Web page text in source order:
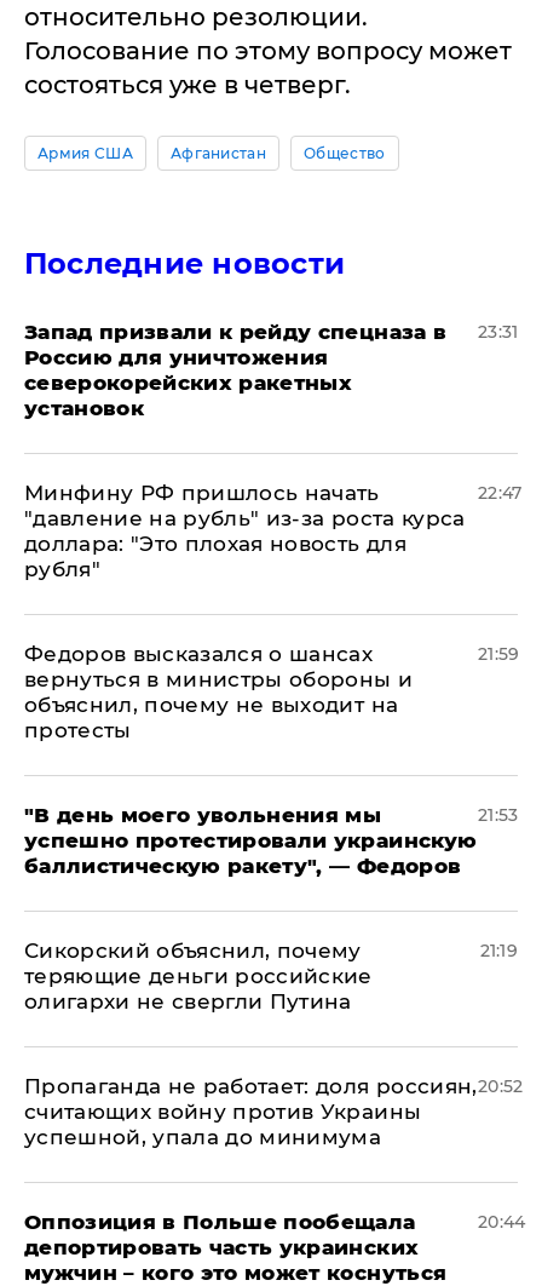
относительно резолюции.
Голосование по этому вопросу может
состояться уже в четверг.
Армия США Афганистан Общество
Последние новости
Запад призвали к рейду спецназа в
Россию для уничтожения
северокорейских ракетных
установок
23:31
Минфину РФ пришлось начать
"давление на рубль" из-за роста курса
доллара: "Это плохая новость для
рубля"
22:47
Федоров высказался о шансах
вернуться в министры обороны и
объяснил, почему не выходит на
протесты
21:59
​"В день моего увольнения мы
успешно протестировали украинскую
баллистическую ракету", — Федоров
21:53
Сикорский объяснил, почему
теряющие деньги российские
олигархи не свергли Путина
21:19
​Пропаганда не работает: доля россиян,
считающих войну против Украины
успешной, упала до минимума
20:52
Оппозиция в Польше пообещала
депортировать часть украинских
мужчин – кого это может коснуться
20:44